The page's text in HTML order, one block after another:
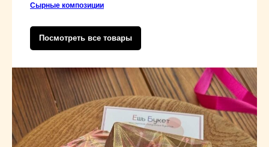
Сырные композиции
Посмотреть все товары